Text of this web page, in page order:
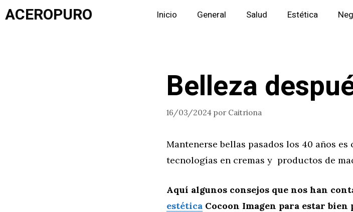
Saltar
alACEROPURO Inicio General Salud Estética
Belleza
16/03/2024 por Caitriona
Mantenerse bellas pasados los 40 años es
tecnologías en cremas y productos de
Aquí algunos consejos que nos han
estética Cocoon Imagen para estar bien